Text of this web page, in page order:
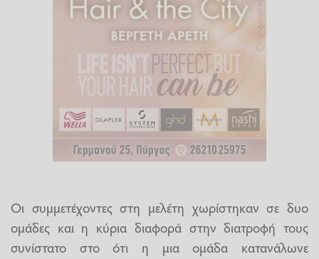
Οι συμμετέχοντες στη μελέτη χωρίστηκαν σε δυο
ομάδες και η κύρια διαφορά στην διατροφή τους
συνίστατο στο ότι η μια ομάδα κατανάλωνε